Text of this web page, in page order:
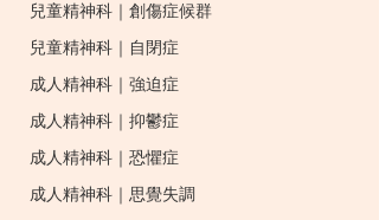
兒童精神科｜創傷症候群
兒童精神科｜自閉症
成人精神科｜強迫症
成人精神科｜抑鬱症
成人精神科｜恐懼症
成人精神科｜思覺失調